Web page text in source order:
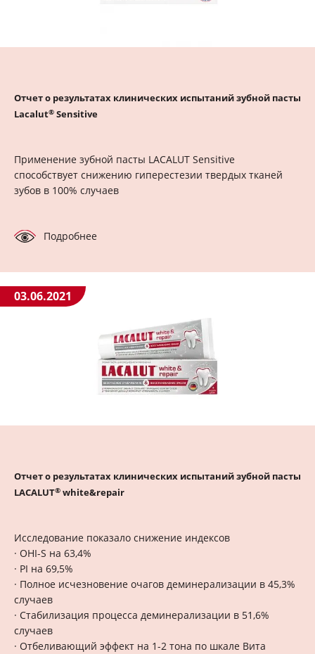
Отчет о результатах клинических испытаний зубной пасты
Lacalut® Sensitive
Применение зубной пасты LACALUT Sensitive
способствует снижению гиперестезии твердых тканей
зубов в 100% случаев
Подробнее
03.06.2021
Отчет о результатах клинических испытаний зубной пасты
LACALUT® white&repair
Исследование показало снижение индексов
· OHI-S на 63,4%
· PI на 69,5%
· Полное исчезновение очагов деминерализации в 45,3%
случаев
· Стабилизация процесса деминерализации в 51,6%
случаев
· Отбеливающий эффект на 1-2 тона по шкале Вита